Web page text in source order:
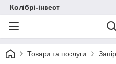
Колібрі-інвест
Товари та послуги